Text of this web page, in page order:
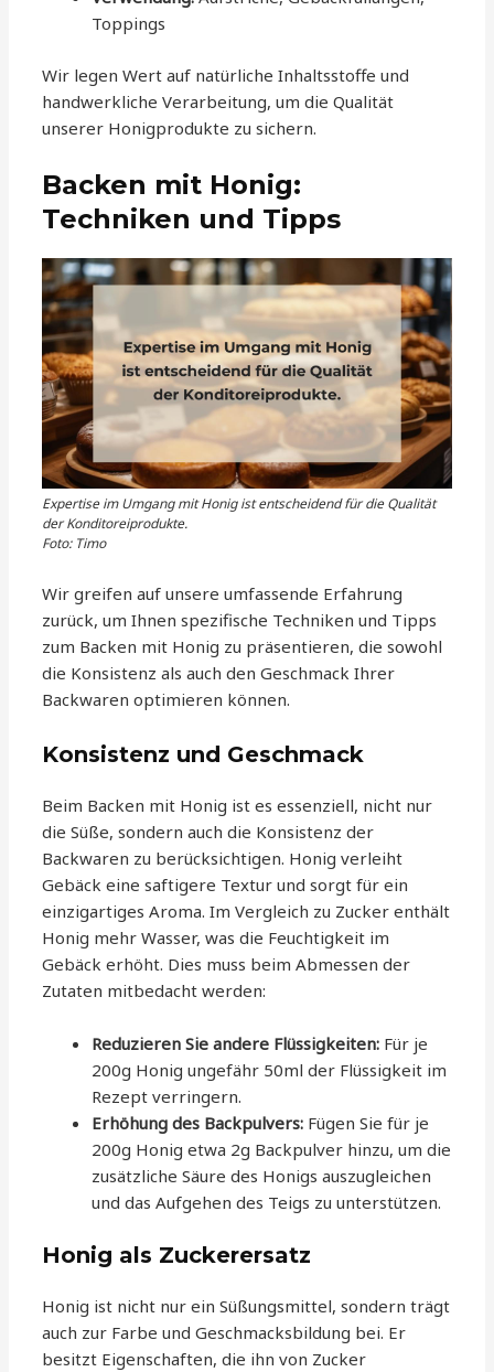
Toppings
Wir legen Wert auf natürliche Inhaltsstoffe und
handwerkliche Verarbeitung, um die Qualität
unserer Honigprodukte zu sichern.
Backen mit Honig:
Techniken und Tipps
Expertise im Umgang mit Honig ist entscheidend für die Qualität
der Konditoreiprodukte.
Foto: Timo
Wir greifen auf unsere umfassende Erfahrung
zurück, um Ihnen spezifische Techniken und Tipps
zum Backen mit Honig zu präsentieren, die sowohl
die Konsistenz als auch den Geschmack Ihrer
Backwaren optimieren können.
Konsistenz und Geschmack
Beim Backen mit Honig ist es essenziell, nicht nur
die Süße, sondern auch die Konsistenz der
Backwaren zu berücksichtigen. Honig verleiht
Gebäck eine saftigere Textur und sorgt für ein
einzigartiges Aroma. Im Vergleich zu Zucker enthält
Honig mehr Wasser, was die Feuchtigkeit im
Gebäck erhöht. Dies muss beim Abmessen der
Zutaten mitbedacht werden:
Reduzieren Sie andere Flüssigkeiten: Für je
200g Honig ungefähr 50ml der Flüssigkeit im
Rezept verringern.
Erhöhung des Backpulvers: Fügen Sie für je
200g Honig etwa 2g Backpulver hinzu, um die
zusätzliche Säure des Honigs auszugleichen
und das Aufgehen des Teigs zu unterstützen.
Honig als Zuckerersatz
Honig ist nicht nur ein Süßungsmittel, sondern trägt
auch zur Farbe und Geschmacksbildung bei. Er
besitzt Eigenschaften, die ihn von Zucker